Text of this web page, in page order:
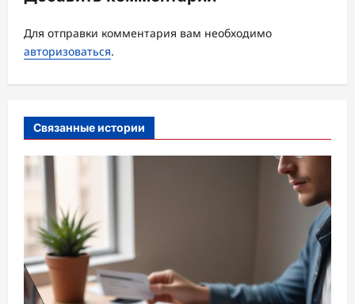
я
з
а
п
и
с
Для отправки комментария вам необходимо
авторизоваться.
Связанные истории